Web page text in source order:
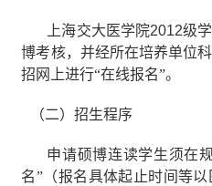
上海交大医学院2012级
博考核，并经所在培养单位
招网上进行“在线报名”。
（二）招生程序
申请硕博连读学生须在
名”（报名具体起止时间等